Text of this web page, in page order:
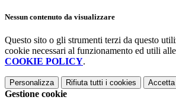
Nessun contenuto da visualizzare
Questo sito o gli strumenti terzi da questo
cookie necessari al funzionamento ed utili
COOKIE POLICY.
Personalizza Rifiuta tutti i cookies
Gestione cookie